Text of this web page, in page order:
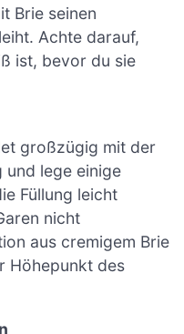
Brie seinen
Achte darauf,
ist, bevor du sie
großzügig mit der
lege einige
Füllung leicht
nicht
aus cremigem Brie
Höhepunkt des